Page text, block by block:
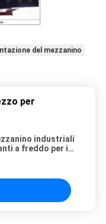
del mezzanino
per
industriali
a freddo per il